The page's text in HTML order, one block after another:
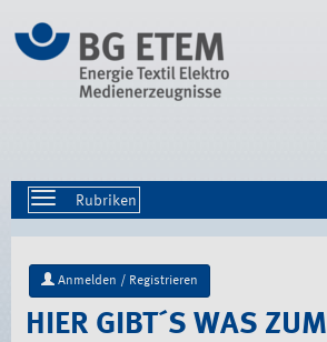
zum
Inhalt
Toggle
navigation
Anmelden / Registrieren
HIER GIBT´S WAS ZUM